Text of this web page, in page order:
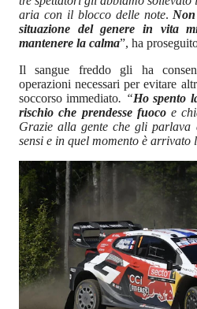
aria con il blocco delle note.
situazione del genere in vita
mantenere la calma”, ha
Il sangue freddo gli ha
operazioni necessari per evitare
soccorso immediato. “Ho spento
rischio che prendesse fuocoe
Grazie alla gente che gli
sensi e in quel momento è arrivato